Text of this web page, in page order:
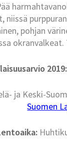
niissä
pohjan
2019:
ja Keski-
Suomen